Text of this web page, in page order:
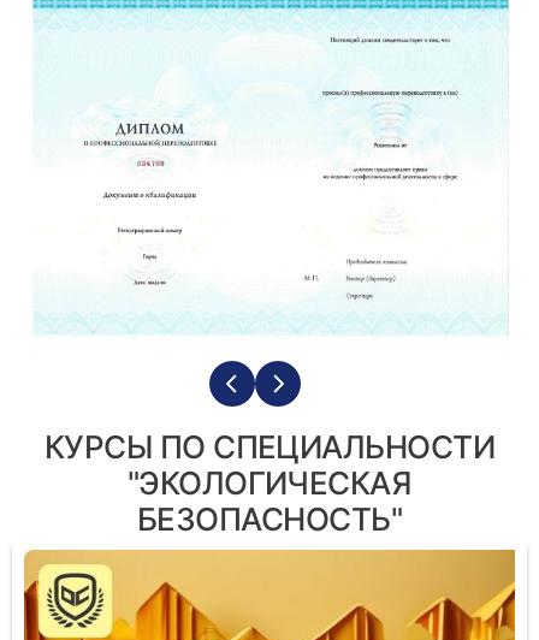
КУРСЫ ПО СПЕЦИАЛЬНОСТИ
"ЭКОЛОГИЧЕСКАЯ
БЕЗОПАСНОСТЬ"